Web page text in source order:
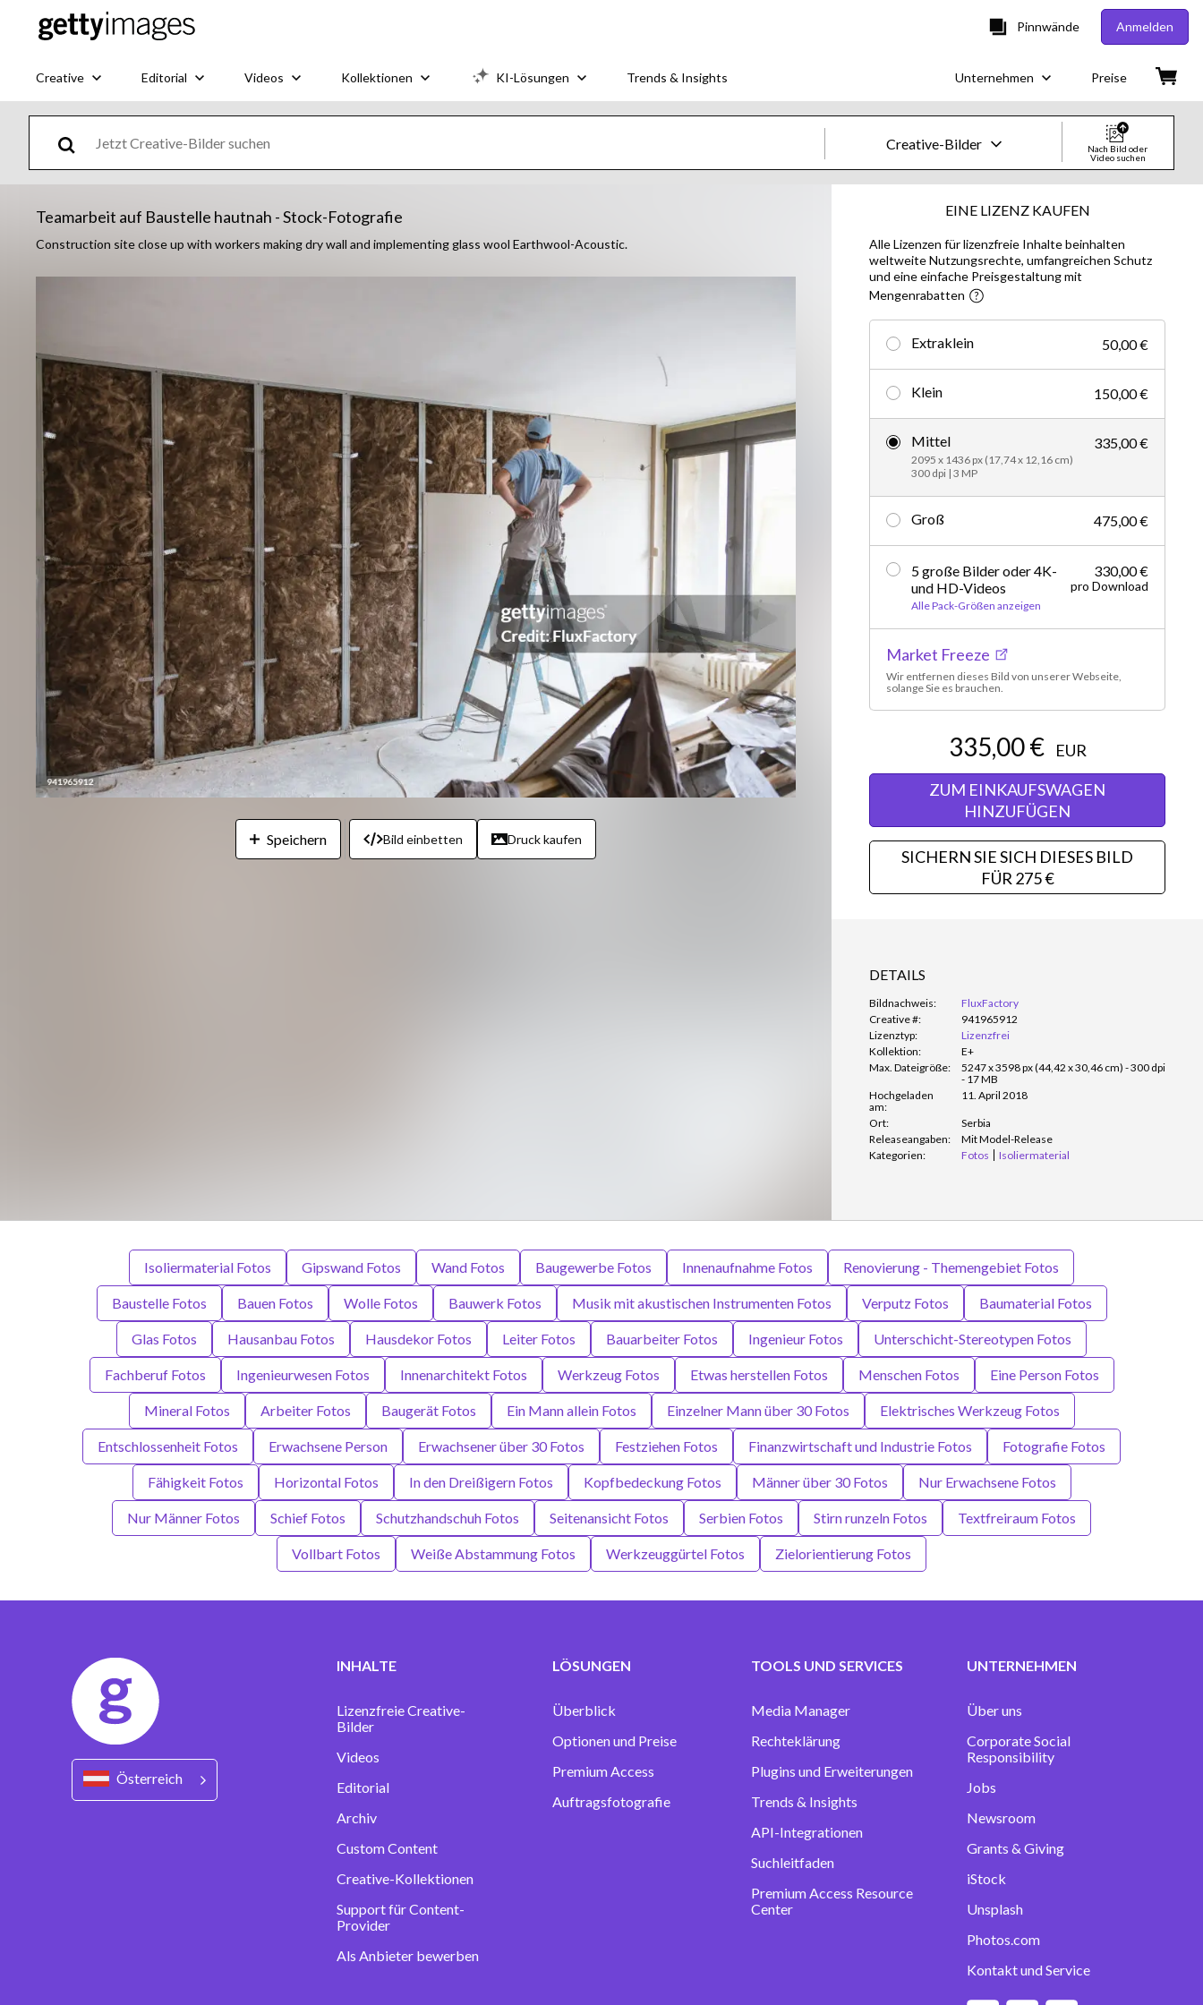
Pinnwände Anmelden
Creative Editorial Videos Kollektionen KI-Lösungen Trends & Insights Unternehmen Preise
Creative-Bilder
Bilder
Creative
Creative
Editorial
Nach Bild oder
Video suchen
Teamarbeit auf Baustelle hautnah - Stock-Fotografie
Construction site close up with workers making dry wall and implementing glass wool Earthwool-Acoustic.
Speichern Bild einbetten Druck kaufen
EINE LIZENZ KAUFEN
Alle Lizenzen für lizenzfreie Inhalte beinhalten
weltweite Nutzungsrechte, umfangreichen Schutz
und eine einfache Preisgestaltung mit
Mengenrabatten
Extraklein 50,00 €
Klein 150,00 €
Mittel
2095 x 1436 px (17,74 x 12,16 cm)
300 dpi | 3 MP
335,00 €
Groß 475,00 €
5 große Bilder oder 4K-
und HD-Videos
Alle Pack-Größen anzeigen
330,00 €
pro Download
Market Freeze
Wir entfernen dieses Bild von unserer Webseite,
solange Sie es brauchen.
335,00 €
EUR
ZUM EINKAUFSWAGEN
HINZUFÜGEN
SICHERN SIE SICH DIESES BILD
FÜR 275 €
DETAILS
Bildnachweis:
FluxFactory
Creative #:
941965912
Lizenztyp:
Lizenzfrei
Kollektion:
E+
Max. Dateigröße:
5247 x 3598 px (44,42 x 30,46 cm) - 300 dpi
- 17 MB
Hochgeladen
am:
11. April 2018
Ort:
Serbia
Releaseangaben:
Mit Model-Release
Kategorien:
Fotos Isoliermaterial
Isoliermaterial Fotos Gipswand Fotos Wand Fotos Baugewerbe Fotos Innenaufnahme Fotos Renovierung - Themengebiet Fotos
Baustelle Fotos Bauen Fotos Wolle Fotos Bauwerk Fotos Musik mit akustischen Instrumenten Fotos Verputz Fotos Baumaterial Fotos
Glas Fotos Hausanbau Fotos Hausdekor Fotos Leiter Fotos Bauarbeiter Fotos Ingenieur Fotos Unterschicht-Stereotypen Fotos
Fachberuf Fotos Ingenieurwesen Fotos Innenarchitekt Fotos Werkzeug Fotos Etwas herstellen Fotos Menschen Fotos Eine Person Fotos
Mineral Fotos Arbeiter Fotos Baugerät Fotos Ein Mann allein Fotos Einzelner Mann über 30 Fotos Elektrisches Werkzeug Fotos
Entschlossenheit Fotos Erwachsene Person Erwachsener über 30 Fotos Festziehen Fotos Finanzwirtschaft und Industrie Fotos Fotografie Fotos
Fähigkeit Fotos Horizontal Fotos In den Dreißigern Fotos Kopfbedeckung Fotos Männer über 30 Fotos Nur Erwachsene Fotos
Nur Männer Fotos Schief Fotos Schutzhandschuh Fotos Seitenansicht Fotos Serbien Fotos Stirn runzeln Fotos Textfreiraum Fotos
Vollbart Fotos Weiße Abstammung Fotos Werkzeuggürtel Fotos Zielorientierung Fotos
Österreich
INHALTE
Lizenzfreie Creative-
Bilder
Videos
Editorial
Archiv
Custom Content
Creative-Kollektionen
Support für Content-
Provider
Als Anbieter bewerben
LÖSUNGEN
Überblick
Optionen und Preise
Premium Access
Auftragsfotografie
TOOLS UND SERVICES
Media Manager
Rechteklärung
Plugins und Erweiterungen
Trends & Insights
API-Integrationen
Suchleitfaden
Premium Access Resource
Center
UNTERNEHMEN
Über uns
Corporate Social
Responsibility
Jobs
Newsroom
Grants & Giving
iStock
Unsplash
Photos.com
Kontakt und Service